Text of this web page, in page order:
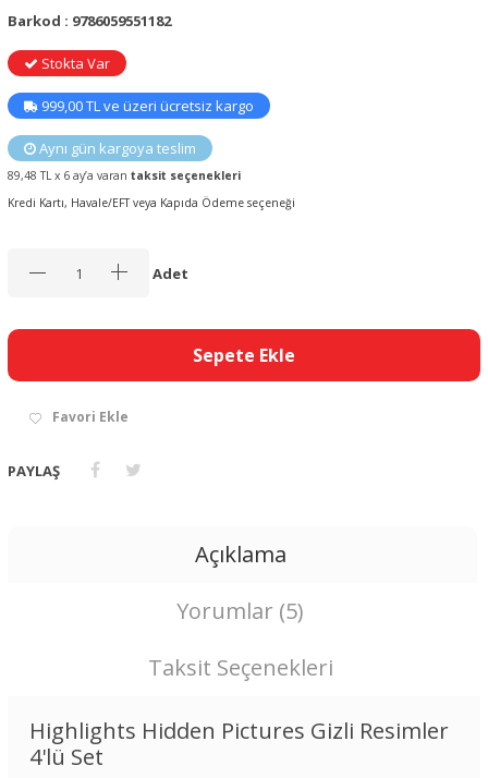
Barkod : 9786059551182
Stokta Var
999,00 TL ve üzeri ücretsiz kargo
Aynı gün kargoya teslim
89,48 TL x 6 ay’a varan taksit seçenekleri
Kredi Kartı, Havale/EFT veya Kapıda Ödeme seçeneği
Adet
Sepete Ekle
Favori Ekle
PAYLAŞ
Açıklama
Yorumlar (5)
Taksit Seçenekleri
Highlights Hidden Pictures Gizli Resimler
4'lü Set